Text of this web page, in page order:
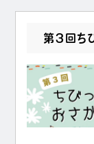
第３回ち